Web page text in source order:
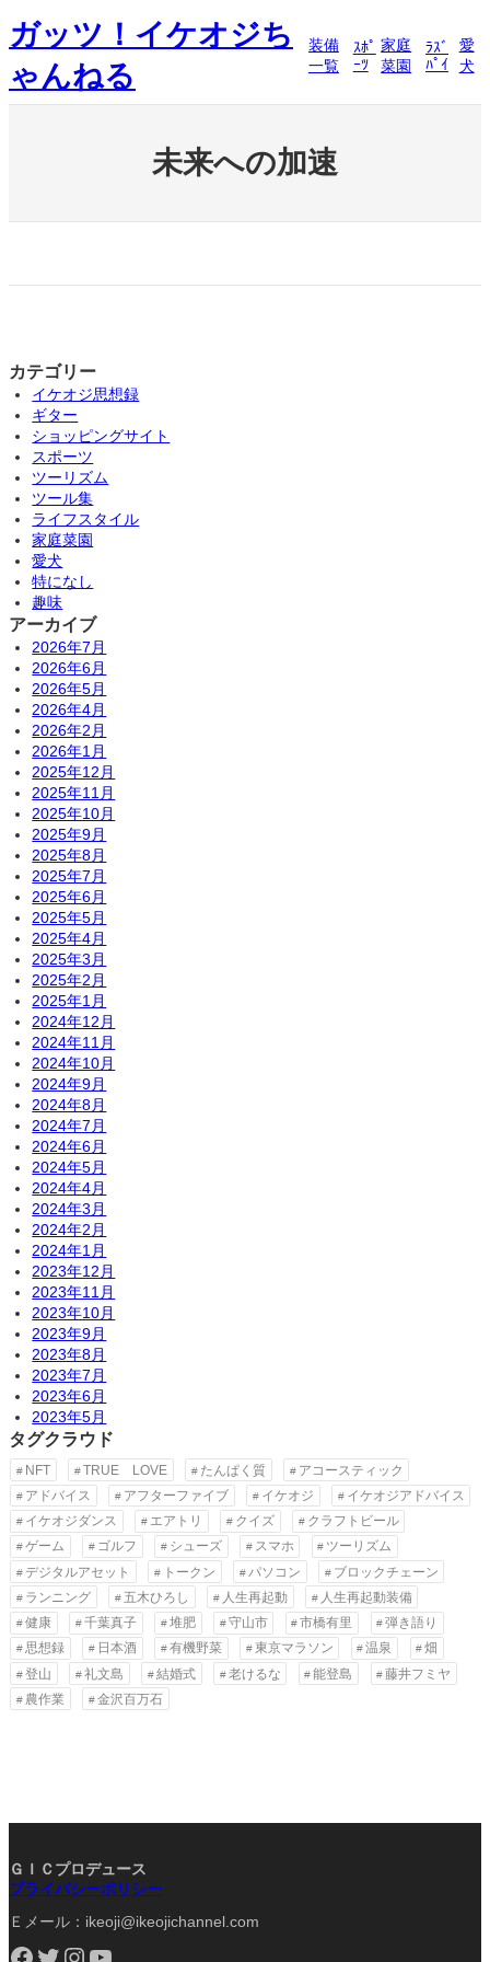
容
ス
キ
ガッツ！イケオジち
ゃんねる
装備
一覧
ｽﾎﾟ
ｰﾂ
家庭
菜園
ﾗｽﾞ
ﾊﾟｲ
愛
犬
未来への加速
カテゴリー
イケオジ思想録
ギター
ショッピングサイト
スポーツ
ツーリズム
ツール集
ライフスタイル
家庭菜園
愛犬
特になし
趣味
アーカイブ
2026年7月
2026年6月
2026年5月
2026年4月
2026年2月
2026年1月
2025年12月
2025年11月
2025年10月
2025年9月
2025年8月
2025年7月
2025年6月
2025年5月
2025年4月
2025年3月
2025年2月
2025年1月
2024年12月
2024年11月
2024年10月
2024年9月
2024年8月
2024年7月
2024年6月
2024年5月
2024年4月
2024年3月
2024年2月
2024年1月
2023年12月
2023年11月
2023年10月
2023年9月
2023年8月
2023年7月
2023年6月
2023年5月
タグクラウド
NFT TRUE LOVE たんぱく質
アコースティック
アドバイス
アフターファイブ イケオジ
イケオジアドバイス
イケオジダンス
エアトリ クイズ
クラフトビール
ゲーム
ゴルフ シューズ スマホ
ツーリズム
デジタルアセット
トークン パソコン
ブロックチェーン
ランニング
五木ひろし 人生再起動
人生再起動装備
健康
千葉真子 堆肥 守山市 市橋有里
弾き語り
思想録
日本酒 有機野菜 東京マラソン 温泉
畑
登山
礼文島 結婚式 老けるな 能登島
藤井フミヤ
農作業
金沢百万石
ＧＩＣプロデュース
プライバシーポリシー
Ｅメール：ikeoji@ikeojichannel.com
Facebook Twitter Instagram YouTube